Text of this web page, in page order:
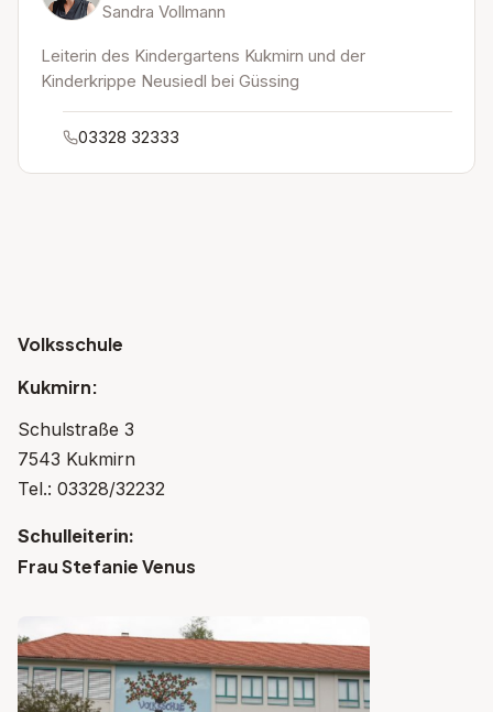
Sandra Vollmann
Leiterin des Kindergartens Kukmirn und der
Kinderkrippe Neusiedl bei Güssing
03328 32333
Volksschule
Kukmirn:
Schulstraße 3
7543 Kukmirn
Tel.: 03328/32232
Schulleiterin:
Frau Stefanie Venus